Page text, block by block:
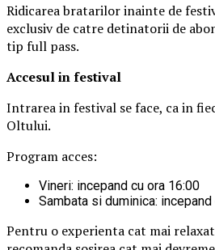
Ridicarea bratarilor inainte de
exclusiv de catre detinatorii de
tip full pass.
Accesul in festival
Intrarea in festival se face, ca in
Oltului.
Program acces:
Vineri: incepand cu ora 16:00
Sambata si duminica:
Pentru o experienta cat mai